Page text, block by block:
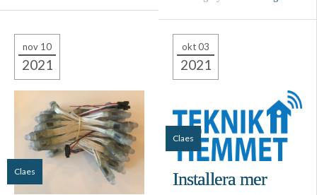
nov 10
2021
Claes
okt 03
2021
Claes
Installera mer